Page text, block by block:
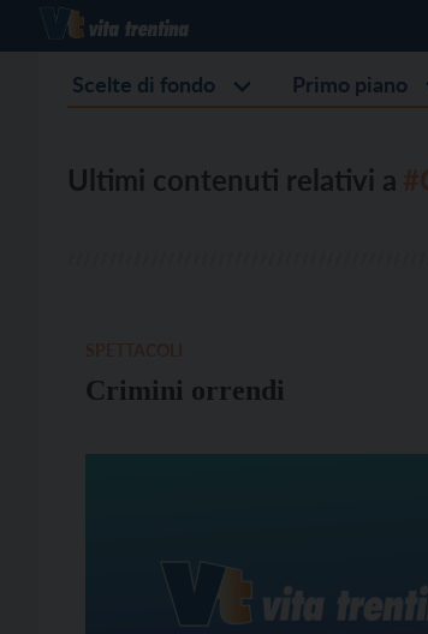
Scelte di fondo Primo piano
Ultimi contenuti relativi a
Crimini orrendi